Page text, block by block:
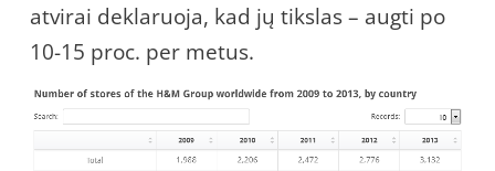
atvirai deklaruoja, kad jų tikslas – augti po
10-15 proc. per metus.